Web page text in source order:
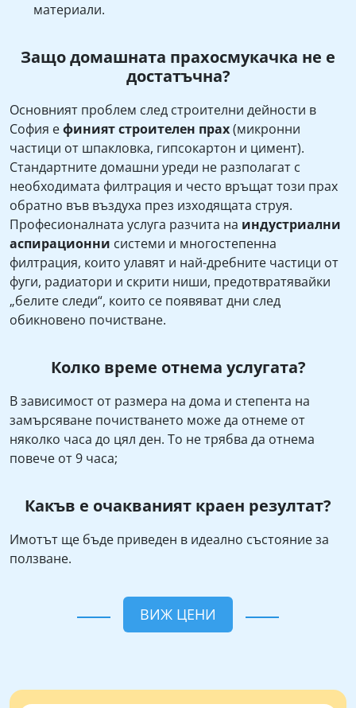
материали.
Защо домашната прахосмукачка не е
достатъчна?
Основният проблем след строителни дейности в
София ефиният строителен прах(микронни
частици от шпакловка, гипсокартон и цимент).
Стандартните домашни уреди не разполагат с
необходимата филтрация и често връщат този прах
обратно във въздуха през изходящата струя.
Професионалната услуга разчита на индустриални
аспирационни системи и многостепенна
филтрация, които улавят и най-дребните частици от
фуги, радиатори и скрити ниши, предотвратявайки
„белите следи“, които се появяват дни след
обикновено почистване.
Колко време отнема услугата?
В зависимост от размера на дома и степента на
замърсяване почистването може да отнеме от
няколко часа до цял ден. То не трябва да отнема
повече от 9 часа;
Какъв е очакваният краен резултат?
Имотът ще бъде приведен в идеално състояние за
ползване.
ВИЖ ЦЕНИ